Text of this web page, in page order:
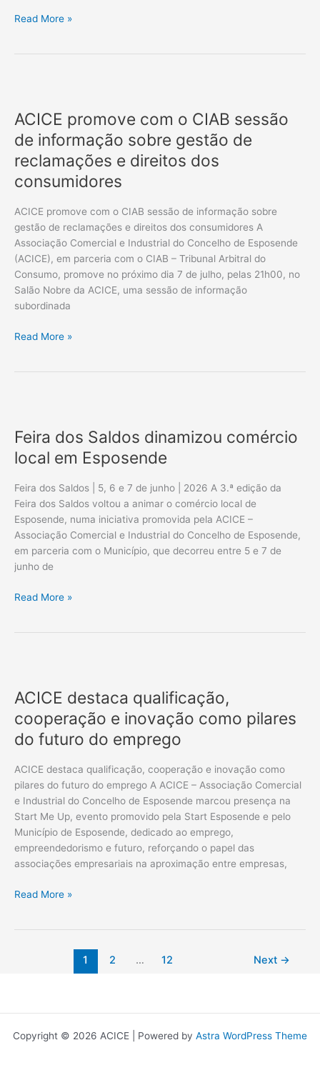
Cávado
Read More »
ACICE promove com o CIAB sessão
de informação sobre gestão de
reclamações e direitos dos
consumidores
ACICE promove com o CIAB sessão de informação sobre
gestão de reclamações e direitos dos consumidores A
Associação Comercial e Industrial do Concelho de Esposende
(ACICE), em parceria com o CIAB – Tribunal Arbitral do
Consumo, promove no próximo dia 7 de julho, pelas 21h00, no
Salão Nobre da ACICE, uma sessão de informação
subordinada
com
CIAB
sessão
de
sobre
gestão
de
reclamações
e
direitos
dos
Read More »
Feira dos Saldos dinamizou comércio
local em Esposende
Feira dos Saldos | 5, 6 e 7 de junho | 2026 A 3.ª edição da
Feira dos Saldos voltou a animar o comércio local de
Esposende, numa iniciativa promovida pela ACICE –
Associação Comercial e Industrial do Concelho de Esposende,
em parceria com o Município, que decorreu entre 5 e 7 de
junho de
Saldos
dinamizou
comércio
local
em
Esposende
Read More »
ACICE destaca qualificação,
cooperação e inovação como pilares
do futuro do emprego
ACICE destaca qualificação, cooperação e inovação como
pilares do futuro do emprego A ACICE – Associação Comercial
e Industrial do Concelho de Esposende marcou presença na
Start Me Up, evento promovido pela Start Esposende e pelo
Município de Esposende, dedicado ao emprego,
empreendedorismo e futuro, reforçando o papel das
associações empresariais na aproximação entre empresas,
qualificação,
e
inovação
pilares
do
futuro
do
emprego
Read More »
1 2 … 12 Next →
Copyright © 2026 ACICE | Powered by Astra WordPress Theme